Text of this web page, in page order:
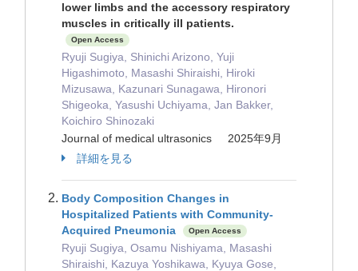
lower limbs and the accessory respiratory
muscles in critically ill patients.
Open Access
Ryuji Sugiya, Shinichi Arizono, Yuji
Higashimoto, Masashi Shiraishi, Hiroki
Mizusawa, Kazunari Sunagawa, Hironori
Shigeoka, Yasushi Uchiyama, Jan Bakker,
Koichiro Shinozaki
Journal of medical ultrasonics 2025年9月
詳細を見る
Body Composition Changes in
Hospitalized Patients with Community-
Acquired Pneumonia
Open Access
Ryuji Sugiya, Osamu Nishiyama, Masashi
Shiraishi, Kazuya Yoshikawa, Kyuya Gose,